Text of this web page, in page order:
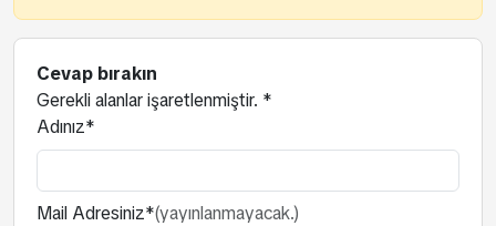
Cevap bırakın
Gerekli alanlar işaretlenmiştir. *
Adınız*
Mail Adresiniz*(yayınlanmayacak.)